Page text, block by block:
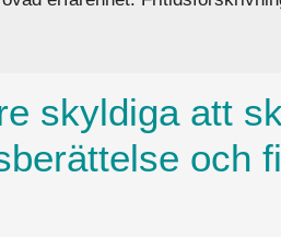
skyldiga att
och